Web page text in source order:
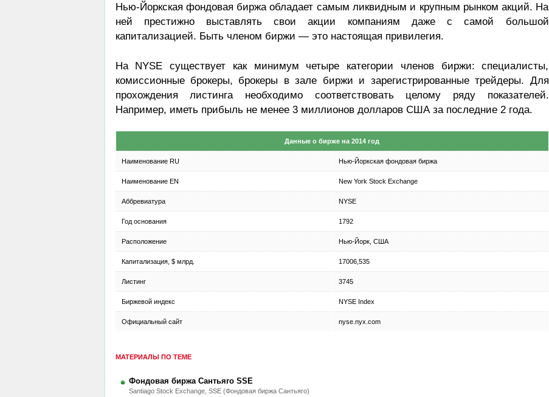
Нью-Йоркская фондовая биржа обладает самым ликвидным и крупным рынком акций. На
ней престижно выставлять свои акции компаниям даже с самой большой
капитализацией. Быть членом биржи — это настоящая привилегия.
На NYSE существует как минимум четыре категории членов биржи: специалисты,
комиссионные брокеры, брокеры в зале биржи и зарегистрированные трейдеры. Для
прохождения листинга необходимо соответствовать целому ряду показателей.
Например, иметь прибыль не менее 3 миллионов долларов США за последние 2 года.
Данные о бирже на 2014 год
Наименование RU Нью-Йоркская фондовая биржа
Наименование EN New York Stock Exchange
Аббревиатура NYSE
Год основания 1792
Расположение Нью-Йорк, США
Капитализация, $ млрд. 17006,535
Листинг 3745
Биржевой индекс NYSE Index
Официальный сайт nyse.nyx.com
МАТЕРИАЛЫ ПО ТЕМЕ
Фондовая биржа Сантьяго SSE
Santiago Stock Exchange, SSE (Фондовая биржа Сантьяго)